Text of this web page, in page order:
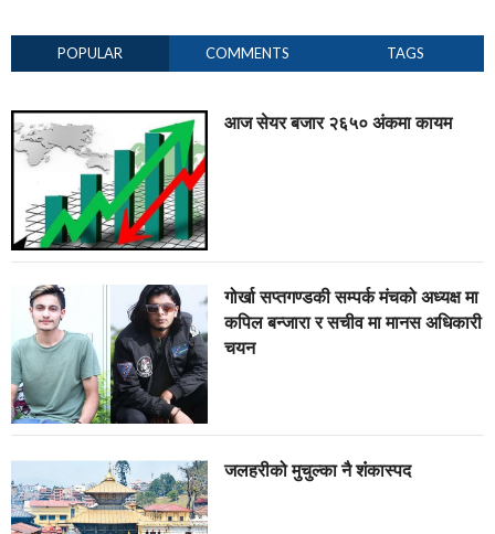
POPULAR COMMENTS TAGS
आज सेयर बजार २६५० अंकमा कायम
गोर्खा सप्तगण्डकी सम्पर्क मंचको अध्यक्ष मा
कपिल बन्जारा र सचीव मा मानस अधिकारी
चयन
जलहरीको मुचुल्का नै शंंकास्पद